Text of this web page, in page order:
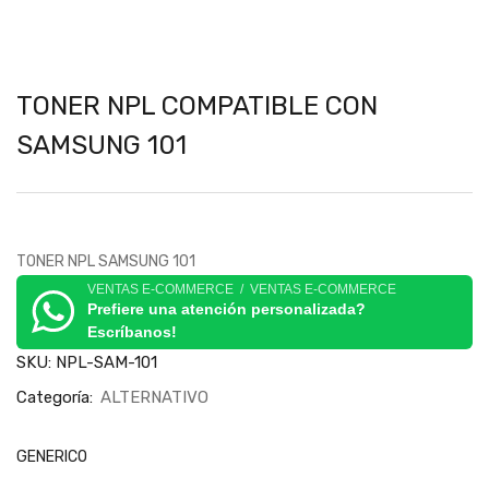
TONER NPL COMPATIBLE CON
SAMSUNG 101
TONER NPL SAMSUNG 101
VENTAS E-COMMERCE / VENTAS E-COMMERCE
Prefiere una atención personalizada?
Escríbanos!
SKU: NPL-SAM-101
Categoría: ALTERNATIVO
GENERICO